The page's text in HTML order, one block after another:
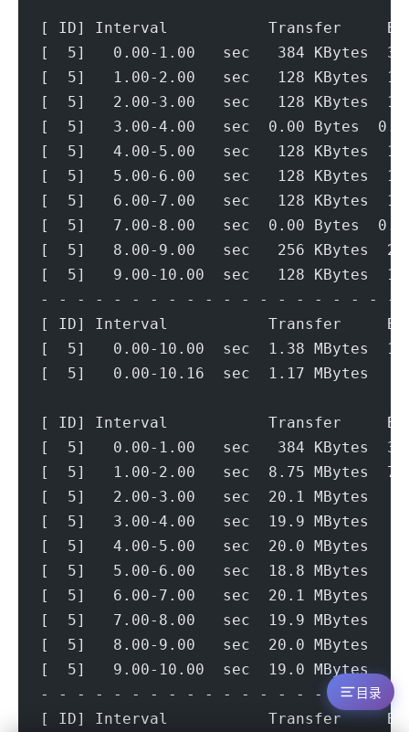
[ ID] Interval           Transfer
[  5]   0.00-1.00   sec   384 KBytes
[  5]   1.00-2.00   sec   128 KBytes
[  5]   2.00-3.00   sec   128 KBytes
[  5]   3.00-4.00   sec  0.00 Bytes
[  5]   4.00-5.00   sec   128 KBytes
[  5]   5.00-6.00   sec   128 KBytes
[  5]   6.00-7.00   sec   128 KBytes
[  5]   7.00-8.00   sec  0.00 Bytes
[  5]   8.00-9.00   sec   256 KBytes
[  5]   9.00-10.00  sec   128 KBytes
- - - - - - - - - - - - - - - - - - - -
[ ID] Interval           Transfer
[  5]   0.00-10.00  sec  1.38 MBytes
[  5]   0.00-10.16  sec  1.17
[ ID] Interval           Transfer
[  5]   0.00-1.00   sec   384 KBytes
[  5]   1.00-2.00   sec  8.75 MBytes
[  5]   2.00-3.00   sec  20.1 MBytes
[  5]   3.00-4.00   sec  19.9 MBytes
[  5]   4.00-5.00   sec  20.0 MBytes
[  5]   5.00-6.00   sec  18.8 MBytes
[  5]   6.00-7.00   sec  20.1 MBytes
[  5]   7.00-8.00   sec  19.9 MBytes
[  5]   8.00-9.00   sec  20.0 MBytes
[  5]   9.00-10.00  sec  19.0 MBytes
- - - - - - - - - - - - - - - - - - - -
[ ID] Interval           Transfer
目录